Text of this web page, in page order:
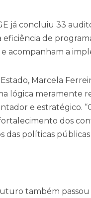
já concluiu 33
eficiência de
e acompanham a
Marcela
lógica meramente
e estratégico.
dos
das políticas públicas
também